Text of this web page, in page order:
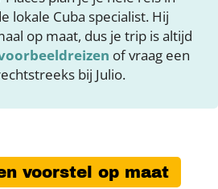
lokale Cuba specialist. Hij
op maat, dus je trip is altijd
of vraag een
bij Julio.
voorstel op maat